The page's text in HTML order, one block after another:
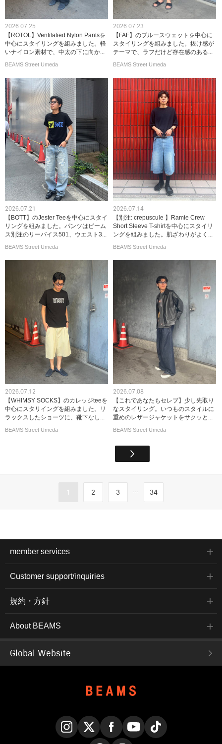
2026.07.25
【ROTOL】Ventilatied Nylon Pantsを
中心にスタイリングを組みました。軽
いナイロン素材で、中太の下に向か...
BEAMS Street Umeda
2026.07.23
【FAF】のブルースウェットを中心に
スタイリングを組みました。抜け感が
テーマで、ラフだけど存在感のある...
BEAMS Street Umeda
2026.07.21
【BOTT】のJester Teeを中心にスタイ
リングを組みました。パンツはビーム
ス別注のリーバイス501、ウエスト3...
BEAMS Street Umeda
2026.07.14
【別注: crepuscule 】Ramie Crew
Short Sleeve T-shirtを中心にスタイリ
ングを組みました。肌ざわりがよく...
BEAMS Street Umeda
2026.07.12
【WHIMSY SOCKS】のカレッジteeを
中心にスタリイングを組みました。リ
ラックスしたショーツに、靴下なし...
BEAMS Street Umeda
2026.07.08
【これであなたもセレブ】少し先取り
なスタイリング。いつものスタイルに
重めのレザージャケットをサクッと...
BEAMS Street Umeda
1 2 3 ... 34
member services
Customer support/inquiries
規約・方針
About BEAMS
Global Website